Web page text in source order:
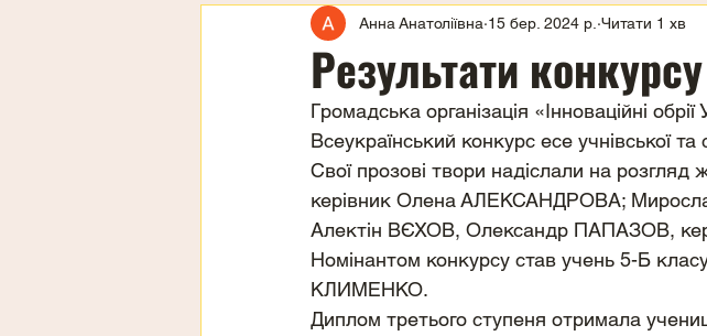
Результати конкурсу
Анна Анатоліївна 15 бер. 2024 р. Читати 1 хв
Громадська організація «Інноваційні
Всеукраїнський конкурс есе учнівської
Свої прозові твори надіслали на
керівник Олена АЛЕКСАНДРОВА;
Алектін ВЄХОВ, Олександр ПАПАЗОВ,
Номінантом конкурсу став учень 5-Б
КЛИМЕНКО.
Диплом третього ступеня отримала